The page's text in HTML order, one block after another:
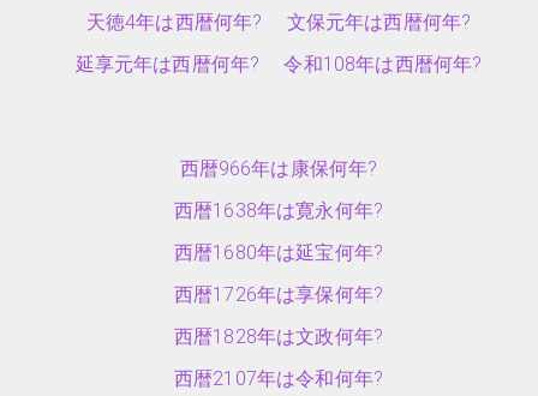
天徳4年は西暦何年?
文保元年は西暦何年?
延享元年は西暦何年?
令和108年は西暦何年?
西暦966年は康保何年?
西暦1638年は寛永何年?
西暦1680年は延宝何年?
西暦1726年は享保何年?
西暦1828年は文政何年?
西暦2107年は令和何年?